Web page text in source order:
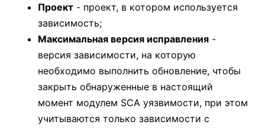
Проект - проект, в котором используется
зависимость;
Максимальная версия исправления -
версия зависимости, на которую
необходимо выполнить обновление, чтобы
закрыть обнаруженные в настоящий
момент модулем SCA уязвимости, при этом
учитываются только зависимости с